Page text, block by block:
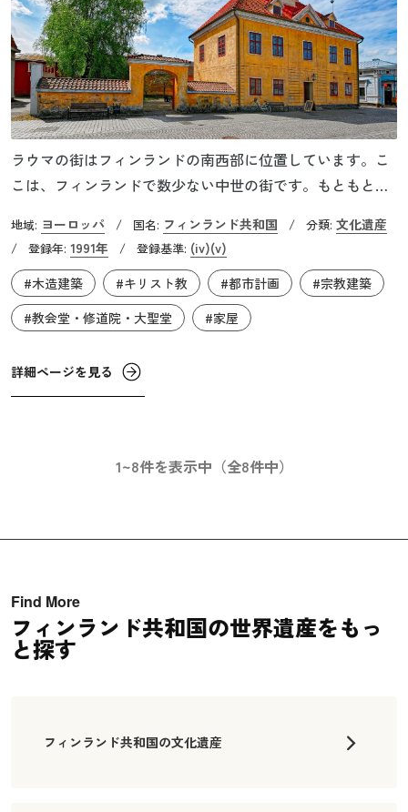
ラウマの街はフィンランドの南西部に位置しています。こ
こは、フィンランドで数少ない中世の街です。もともと海
1.5kmほど内陸に入った場所にあります。旧市街は、ほとん
どが個人所有の約600棟の木造建築からなり、スカンジナビ
ア半島最大規模の木造平屋建築の家屋が残っています。ラ
ウマ旧市街地は、北欧の伝統的な木造建築の技術と伝統が
よく保存された代表的な事例です。
地域: ヨーロッパ / 国名: フィンランド共和国 / 分類: 文化遺産
/ 登録年: 1991年 / 登録基準: (iv)(v)
#木造建築
#キリスト教 #都市計画
#宗教建築
#教会堂・修道院・大聖堂
#家屋
詳細ページを見る
1~8件を表示中（全8件中）
Find More
フィンランド共和国の世界遺産をもっ
と探す
フィンランド共和国の文化遺産